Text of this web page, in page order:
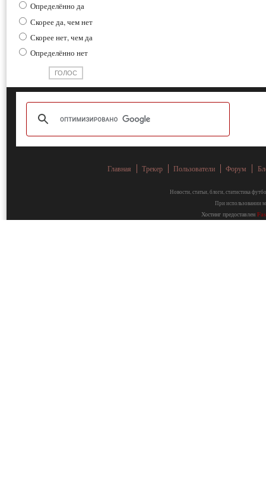
Определённо да
Скорее да, чем нет
Скорее нет, чем да
Определённо нет
Главная Трекер Пользователи Форум
Новости, статьи, блоги, статистика
При использовании
Хостинг предоставлен